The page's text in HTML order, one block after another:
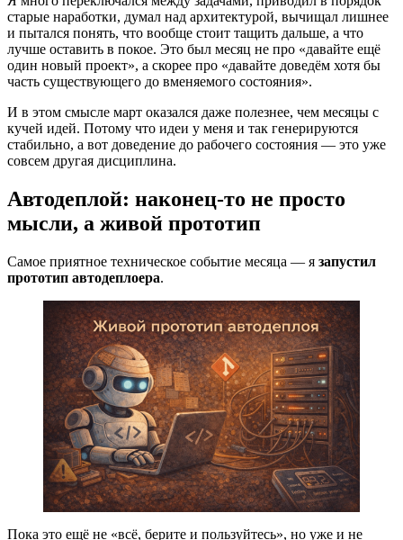
старые наработки, думал над архитектурой, вычищал лишнее
и пытался понять, что вообще стоит тащить дальше, а что
лучше оставить в покое. Это был месяц не про «давайте ещё
один новый проект», а скорее про «давайте доведём хотя бы
часть существующего до вменяемого состояния».
И в этом смысле март оказался даже полезнее, чем месяцы с
кучей идей. Потому что идеи у меня и так генерируются
стабильно, а вот доведение до рабочего состояния — это уже
совсем другая дисциплина.
Автодеплой: наконец-то не просто
мысли, а живой прототип
Самое приятное техническое событие месяца — я запустил
прототип автодеплоера.
Пока это ещё не «всё, берите и пользуйтесь», но уже и не